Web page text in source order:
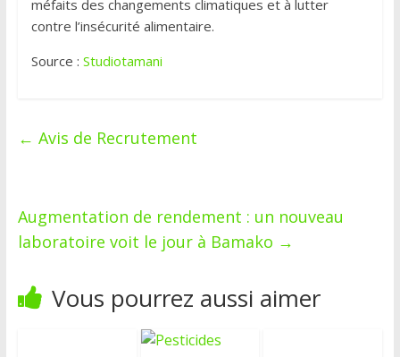
méfaits des changements climatiques et à lutter
contre l’insécurité alimentaire.
Source : Studiotamani
← Avis de Recrutement
Augmentation de rendement : un nouveau
laboratoire voit le jour à Bamako →
Vous pourrez aussi aimer